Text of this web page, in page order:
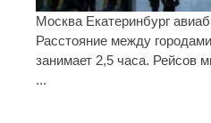
Москва Екатеринбург
Расстояние между
занимает 2,5 часа. Рейсов
...